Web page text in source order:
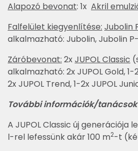
Alapozó bevonat: 1x Akril
Falfelület kiegyenlítése: Jubolin
alkalmazható: Jubolin, Jubolin
Záróbevonat: 2xJUPOL Classic
alkalmazható: 2x JUPOL Gold, 1-
2x JUPOL Trend, 1-2x JUPOL
További információk/tanácsok
A JUPOL Classic új generációja
l-rel lefessünk akár 100 m2-t